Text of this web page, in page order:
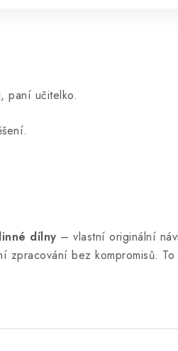
paní učitelko.
dílny – vlastní originální
zpracování bez kompromisů.